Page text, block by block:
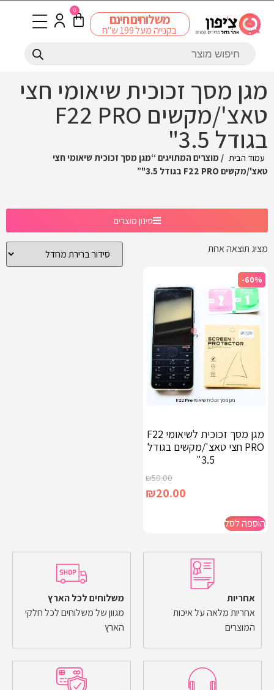
משלוחים חינם
בקנייה מעל 199 ש"ח
0
מגן מסך זכוכית שיאומי חצי
טאצ'/מקשים F22 PRO
בגודל 3.5"
עמוד הבית / מוצרים המתויגים “מגן מסך זכוכית שיאומי חצי
טאצ'/מקשים F22 PRO בגודל 3.5"”
סינון מוצרים
מציג תוצאה אחת
-60%
מגן מסך זכוכית לשיאומי F22
PRO חצי טאצ'/מקשים בגודל
3.5"
₪50.00
₪20.00
הוספה לסל
אחריות
אחריות מלאה על איכות
המוצרים
משלוחים לכל הארץ
מגוון של משלוחים לכל חלקי
הארץ